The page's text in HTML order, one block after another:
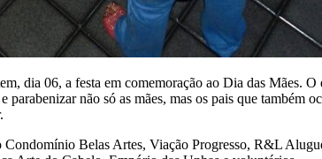
dia 06, a festa em comemoração ao Dia das Mães.
não só as mães, mas os pais que também
Belas Artes, Viação Progresso, R&L